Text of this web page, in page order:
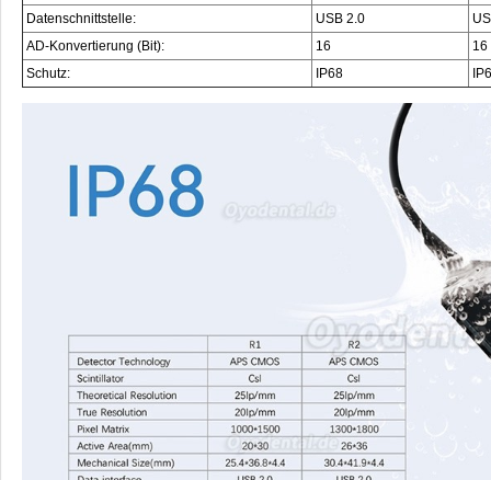
Datenschnittstelle:
USB 2.0
AD-Konvertierung (Bit):
16
16
Schutz:
IP68